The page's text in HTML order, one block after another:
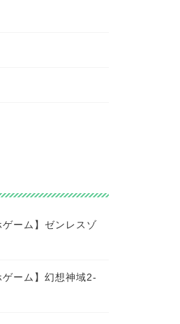
ゲーム】ゼンレスゾ
ゲーム】幻想神域2-